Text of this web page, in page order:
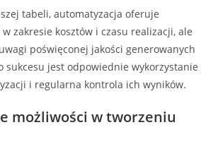
tabeli, automatyzacja oferuje
zakresie kosztów i czasu realizacji, ale
poświęconej jakości generowanych
sukcesu jest odpowiednie wykorzystanie
i regularna kontrola ich wyników.
możliwości w tworzeniu